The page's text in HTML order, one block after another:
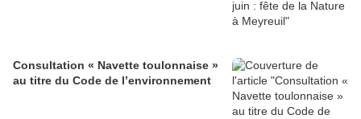
Consultation « Navette toulonnaise »
au titre du Code de l’environnement